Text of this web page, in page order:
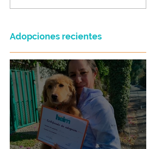
Adopciones recientes